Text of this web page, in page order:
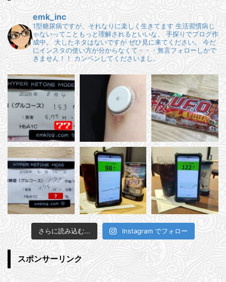
emk_inc
1型糖尿病ですが、それなりに楽しく生きてます 生活習慣病じ
ゃないってこともっと理解されるといいな。
手探りでブログ作
成中。
大したネタはないですが ぜひ見に来てください。
今だ
にインスタの使い方が分からなくて・・・無言フォローしかで
きません！！
カンベンしてくださいまし。
さらに読み込む... Instagram でフォロー
スポンサーリンク